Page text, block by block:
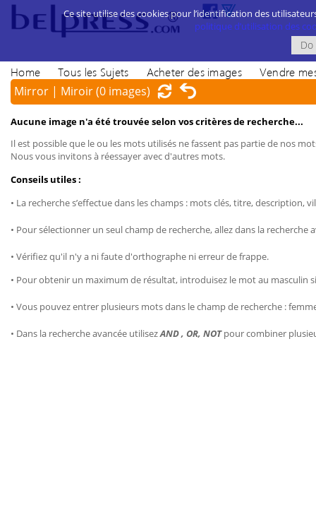
Home Tous les Sujets Acheter des images Vendre
Mirror | Miroir(0 images)
Aucune image n'a été trouvée selon vos critères de recherche...
Il est possible que le ou les mots utilisés ne fassent pas partie de nos
Nous vous invitons à réessayer avec d'autres mots.
Conseils utiles :
• La recherche s’effectue dans les champs : mots clés, titre, description,
• Pour sélectionner un seul champ de recherche, allez dans la recherche
• Vérifiez qu'il n'y a ni faute d'orthographe ni erreur de frappe.
• Pour obtenir un maximum de résultat, introduisez le mot au masculin
• Vous pouvez entrer plusieurs mots dans le champ de recherche :
• Dans la recherche avancée utilisezAND , OR, NOTpour combiner
Ce site utilise des cookies pour l’identification des
politique d’utilisation des